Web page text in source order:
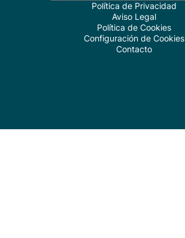
Política de Privacidad
Aviso Legal
Política de Cookies
Configuración de Cookies
Contacto